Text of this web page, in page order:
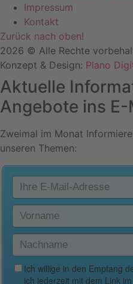
Impressum
Kontakt
Zurück nach oben!
2026 © Alle Rechte
Konzept & Design: Plano
Aktuelle
Angebote ins
Zweimal im Monat
unseren Themen: